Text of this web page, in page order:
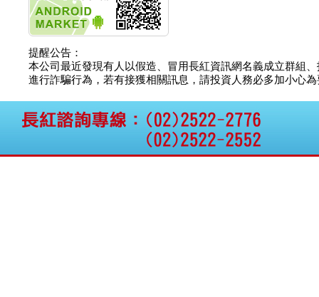
公告董事會決議發行員
工認股權
華旭先進:代重要子公司
碩通散熱股份有限公司
公告董事會追認113年
向關係
華旭先進:代重要子公司
碩通散熱股份有限公司
公告向關係人取得使用
權資產
仁新醫藥:代重要子公司
BeliteBio,Inc公告受邀參
提醒公告：
本公司最近發現有人以假造、冒用長紅資訊網名義成立群組
進行詐騙行為，若有接獲相關訊息，請投資人務必多加小心